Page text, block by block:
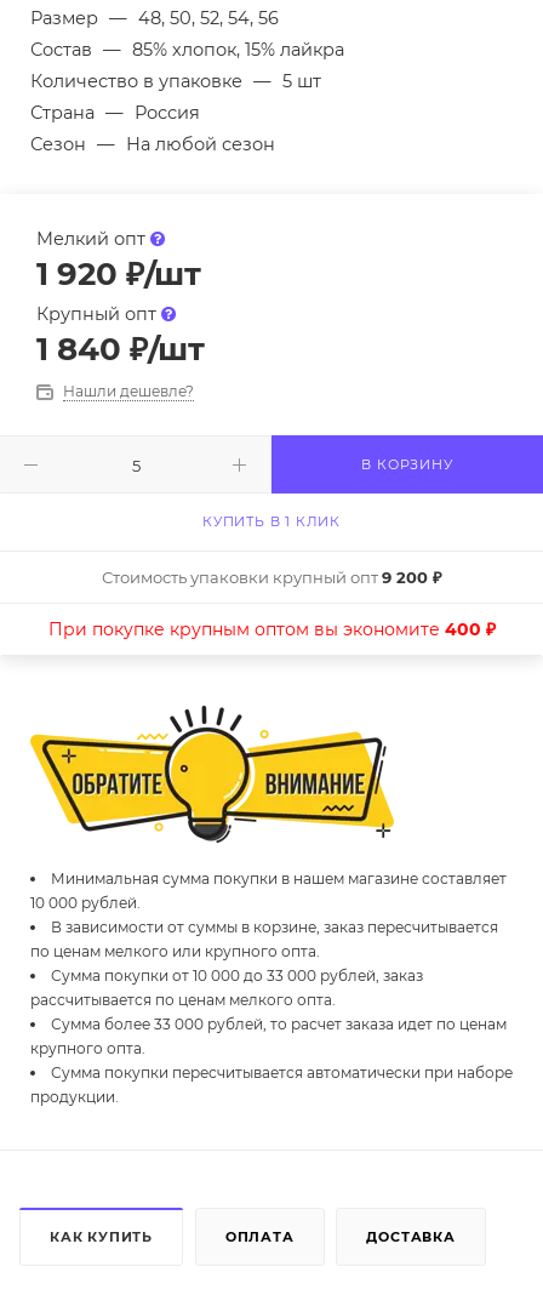
Размер — 48, 50, 52, 54, 56
Состав — 85% хлопок, 15% лайкра
Количество в упаковке — 5 шт
Страна — Россия
Сезон — На любой сезон
Мелкий опт
1 920 ₽/шт
Крупный опт
1 840 ₽/шт
Нашли дешевле?
В КОРЗИНУ
КУПИТЬ В 1 КЛИК
Стоимость упаковки крупный опт9 200 ₽
При покупке крупным оптом вы экономите 400 ₽
Минимальная сумма покупки в нашем магазине составляет
10 000 рублей.
В зависимости от суммы в корзине, заказ пересчитывается
по ценам мелкого или крупного опта.
Сумма покупки от 10 000 до 33 000 рублей, заказ
рассчитывается по ценам мелкого опта.
Сумма более 33 000 рублей, то расчет заказа идет по ценам
крупного опта.
Сумма покупки пересчитывается автоматически при наборе
продукции.
КАК КУПИТЬ ОПЛАТА ДОСТАВКА